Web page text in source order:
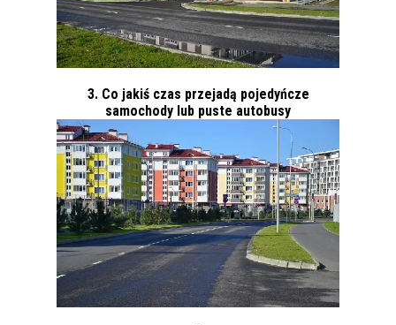
3. Co jakiś czas przejadą pojedyńcze
samochody lub puste autobusy